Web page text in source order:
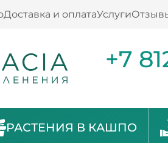
Доставка и оплатаУслуги
+7
РАСТЕНИЯ В КАШПО